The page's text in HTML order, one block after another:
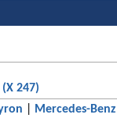
247)
Mercedes-Benz